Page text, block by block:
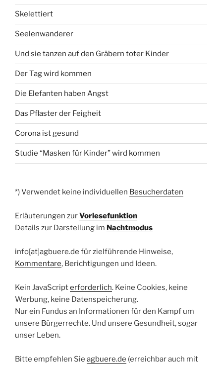
Skelettiert
Seelenwanderer
Und sie tanzen auf den Gräbern toter Kinder
Der Tag wird kommen
Die Elefanten haben Angst
Das Pflaster der Feigheit
Corona ist gesund
Studie “Masken für Kinder” wird kommen
*) Verwendet keine individuellen Besucherdaten
Erläuterungen zurVorlesefunktion
Details zur Darstellung im Nachtmodus
info[at]agbuere.de für zielführende Hinweise,
Kommentare, Berichtigungen und Ideen.
Kein JavaScripterforderlich. Keine Cookies, keine
Werbung, keine Datenspeicherung.
Nur ein Fundus an Informationen für den Kampf um
unsere Bürgerrechte. Und unsere Gesundheit, sogar
unser Leben.
Bitte empfehlen Sie agbuere.de (erreichbar auch mit